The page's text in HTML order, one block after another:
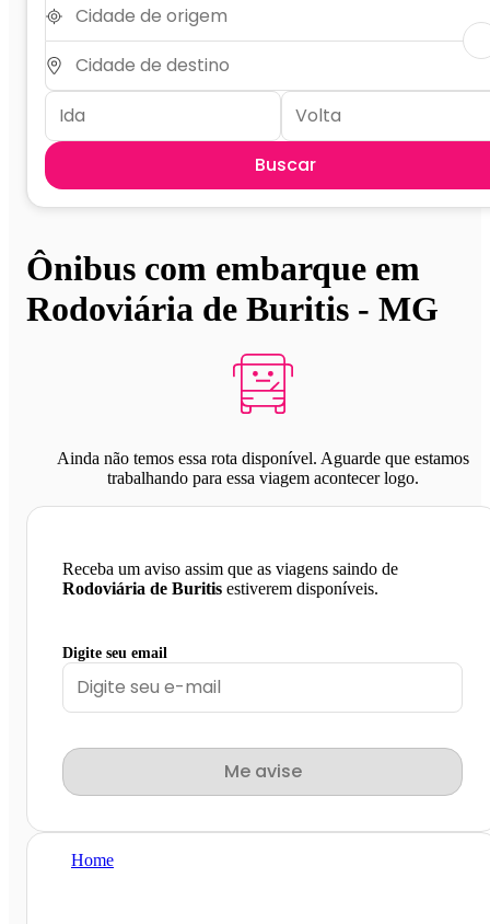
Buscar
Ônibus com embarque em
Rodoviária de Buritis - MG
Ainda não temos essa rota disponível. Aguarde que estamos
trabalhando para essa viagem acontecer logo.
Receba um aviso assim que as viagens saindo de
Rodoviária de Buritis estiverem disponíveis.
Digite seu email
Me avise
Home